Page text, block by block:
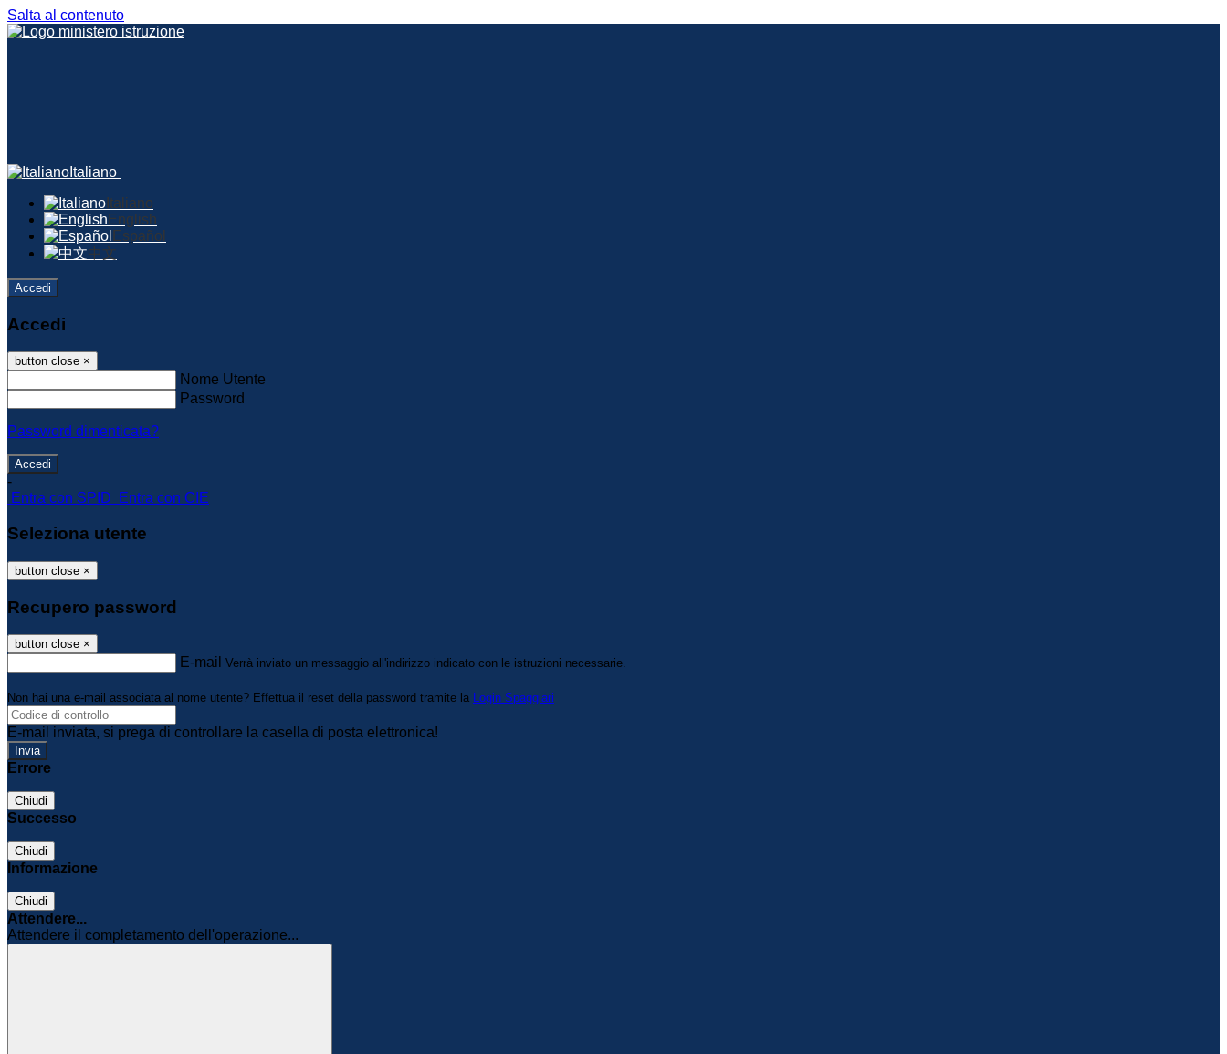
Salta al contenuto
Italiano
Italiano
English
Español
中文
Accedi
Accedi
button close ×
Nome Utente
Password
Password dimenticata?
-
Entra con SPID
Entra con CIE
Seleziona utente
button close ×
Recupero password
button close ×
E-mail Verrà inviato un messaggio all'indirizzo indicato con le istruzioni necessarie.
Non hai una e-mail associata al nome utente? Effettua il reset della password tramite la Login Spaggiari
E-mail inviata, si prega di controllare la casella di posta elettronica!
Errore
Chiudi
Successo
Chiudi
Informazione
Chiudi
Attendere...
Attendere il completamento dell'operazione...